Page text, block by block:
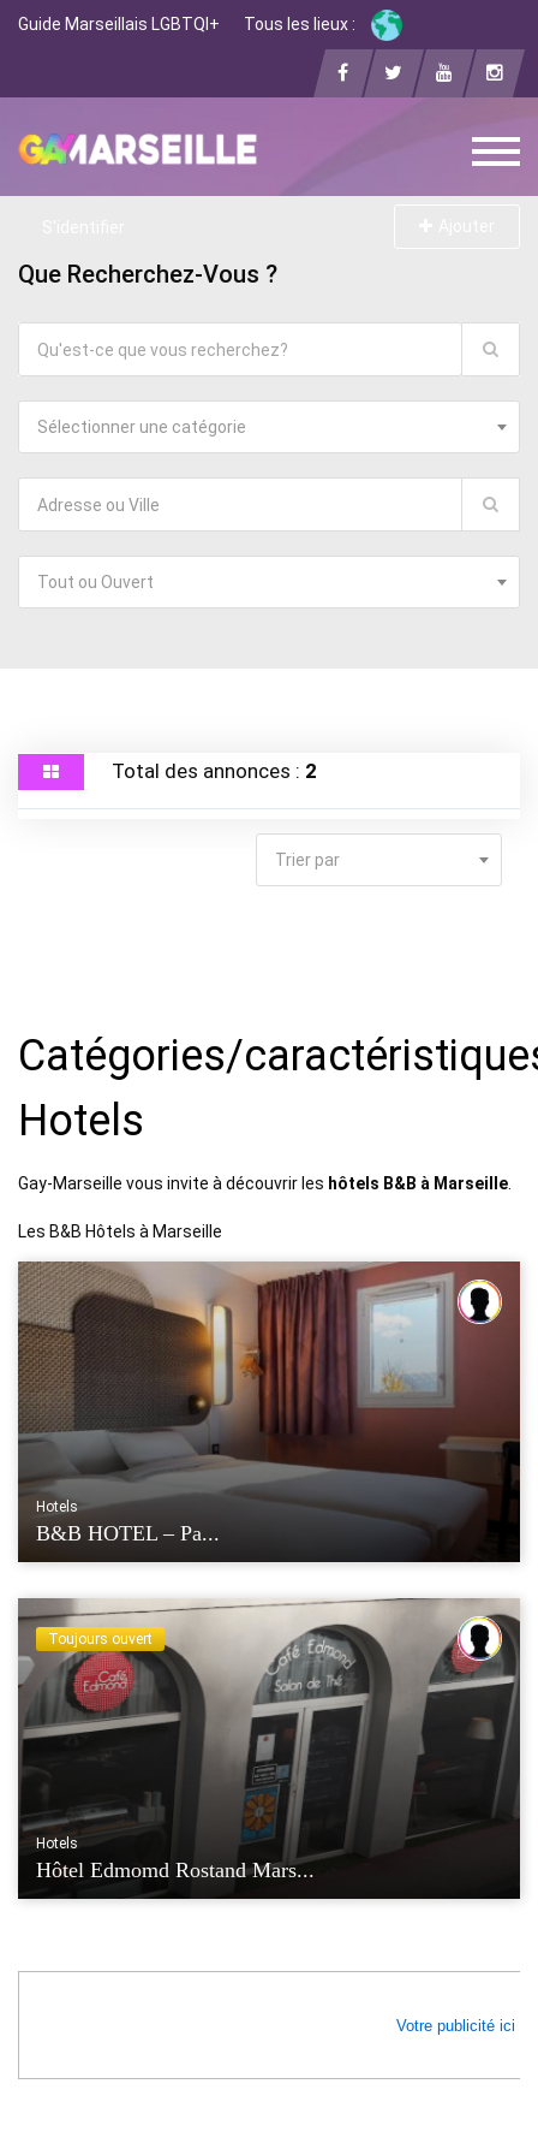
Guide Marseillais LGBTQI+ Tous les lieux :
Que Recherchez-Vous ?
Sélectionner une catégorie
Tout ou Ouvert
Total des annonces : 2
Trier par
Catégories/
Hotels
Gay-Marseille vous invite à découvrir les hôtels B&B à Marseille
Les B&B Hôtels à Marseille
Hotels
B&B HOTEL – Pa...
Toujours ouvert
Hotels
Hôtel Edmomd Rostand Mars...
Votre publicité ici